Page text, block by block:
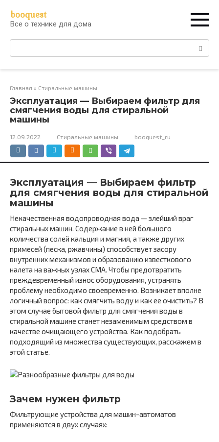
контенту
booquest
Все о технике для дома
Поиск:
Главная » Стиральные машины
Эксплуатация — Выбираем фильтр для
смягчения воды для стиральной
машины
12.09.2022 Стиральные машины booquest_ru
Эксплуатация — Выбираем фильтр
для смягчения воды для стиральной
машины
Некачественная водопроводная вода — злейший враг
стиральных машин. Содержание в ней большого
количества солей кальция и магния, а также других
примесей (песка, ржавчины) способствует засору
внутренних механизмов и образованию известкового
налета на важных узлах СМА. Чтобы предотвратить
преждевременный износ оборудования, устранять
проблему необходимо своевременно. Возникает вполне
логичный вопрос: как смягчить воду и как ее очистить? В
этом случае бытовой фильтр для смягчения воды в
стиральной машине станет незаменимым средством в
качестве очищающего устройства. Как подобрать
подходящий из множества существующих, расскажем в
этой статье.
Зачем нужен фильтр
Фильтрующие устройства для машин-автоматов
применяются в двух случаях: